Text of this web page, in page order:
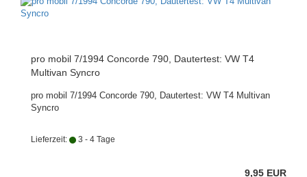
pro mobil 7/1994 Concorde 790, Dautertest: VW T4
Multivan Syncro
pro mobil 7/1994 Concorde 790, Dautertest: VW T4 Multivan
Syncro
Lieferzeit: 3 - 4 Tage
9,95 EUR